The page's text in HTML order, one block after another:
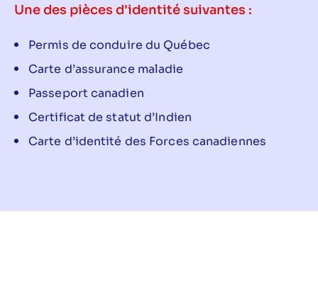
Une des pièces d'identité suivantes :
Permis de conduire du Québec
Carte d’assurance maladie
Passeport canadien
Certificat de statut d’Indien
Carte d’identité des Forces canadiennes